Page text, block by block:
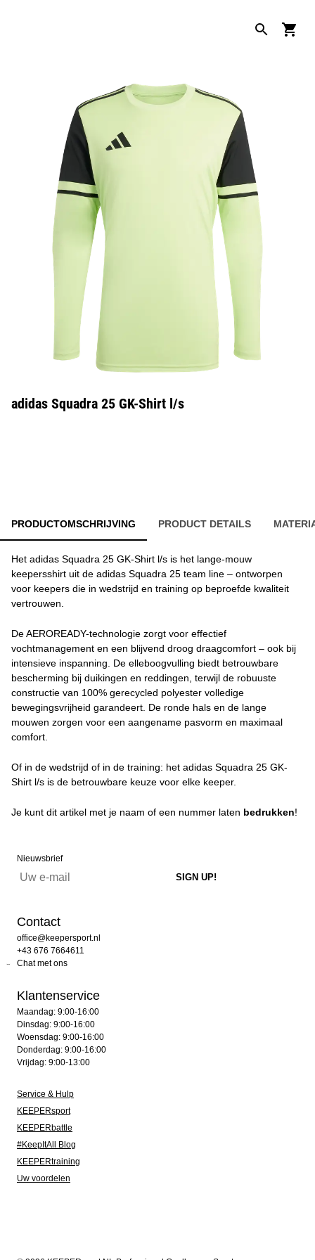
adidas Squadra 25 GK-Shirt l/s
PRODUCTOMSCHRIJVING PRODUCT DETAILS
Het adidas Squadra 25 GK-Shirt l/s is het lange-mouw
keepersshirt uit de adidas Squadra 25 team line – ontworpen
voor keepers die in wedstrijd en training op beproefde kwaliteit
vertrouwen.
De AEROREADY-technologie zorgt voor effectief
vochtmanagement en een blijvend droog draagcomfort – ook bij
intensieve inspanning. De elleboogvulling biedt betrouwbare
bescherming bij duikingen en reddingen, terwijl de robuuste
constructie van 100% gerecycled polyester volledige
bewegingsvrijheid garandeert. De ronde hals en de lange
mouwen zorgen voor een aangename pasvorm en maximaal
comfort.
Of in de wedstrijd of in de training: het adidas Squadra 25 GK-
Shirt l/s is de betrouwbare keuze voor elke keeper.
Je kunt dit artikel met je naam of een nummer laten bedrukken!
Nieuwsbrief
Contact
office@keepersport.nl
+43 676 7664611
Chat met ons
Klantenservice
Maandag: 9:00-16:00
Dinsdag: 9:00-16:00
Woensdag: 9:00-16:00
Donderdag: 9:00-16:00
Vrijdag: 9:00-13:00
Service & Hulp
KEEPERsport
KEEPERbattle
#KeepItAll Blog
KEEPERtraining
Uw voordelen